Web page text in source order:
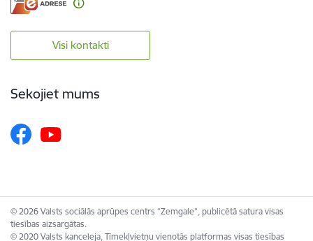
Visi kontakti
Sekojiet mums
© 2026 Valsts sociālās aprūpes centrs “Zemgale”, publicētā satura visas
tiesības aizsargātas.
© 2020 Valsts kanceleja, Tīmekļvietņu vienotās platformas visas tiesības